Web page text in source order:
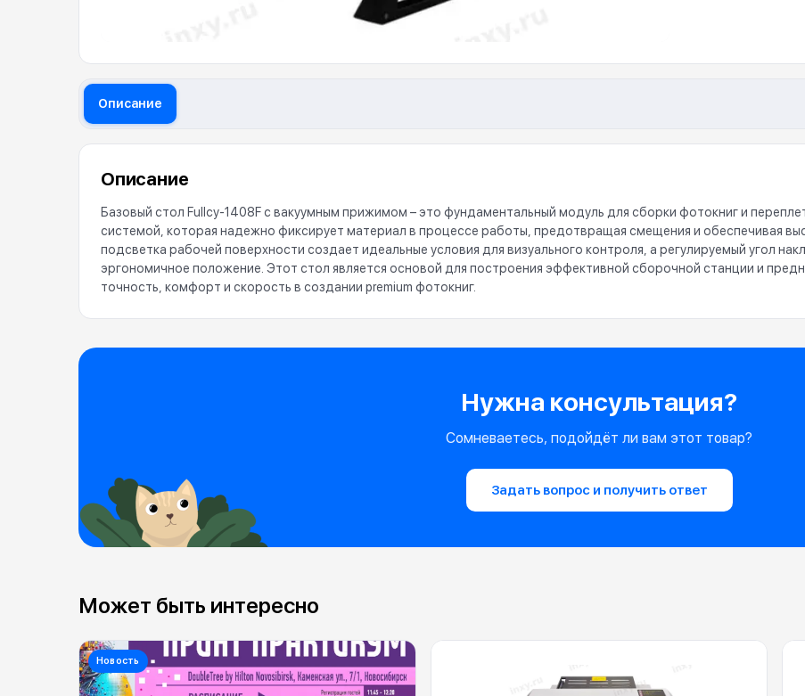
Описание
Описание
Базовый стол Fullcy-1408F с вакуумным прижимом – это фундаментальный модуль для сборки фотокниг и
системой, которая надежно фиксирует материал в процессе работы, предотвращая смещения и обеспечивая
подсветка рабочей поверхности создает идеальные условия для визуального контроля, а регулируемый угол
эргономичное положение. Этот стол является основой для построения эффективной сборочной станции и
точность, комфорт и скорость в создании premium фотокниг.
Нужна консультация?
Сомневаетесь, подойдёт ли вам этот товар?
Задать вопрос и получить ответ
Может быть интересно
Новость